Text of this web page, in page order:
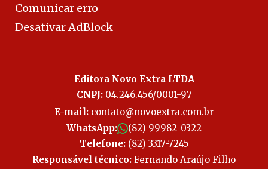
Comunicar erro
Desativar AdBlock
Editora Novo Extra LTDA
CNPJ:04.246.456/0001-97
E-mail: contato@novoextra.com.br
WhatsApp:
(82) 99982-0322
Telefone:(82) 3317-7245
Responsável técnico: Fernando Araújo Filho